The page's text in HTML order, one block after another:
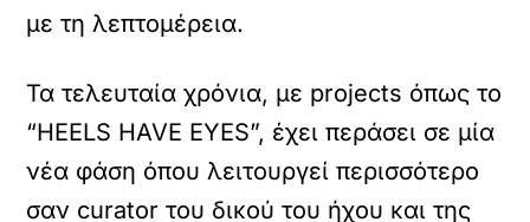
με τη λεπτομέρεια.
Τα τελευταία χρόνια, με projects όπως το
“HEELS HAVE EYES”, έχει περάσει σε μία
νέα φάση όπου λειτουργεί περισσότερο
σαν curator του δικού του ήχου και της